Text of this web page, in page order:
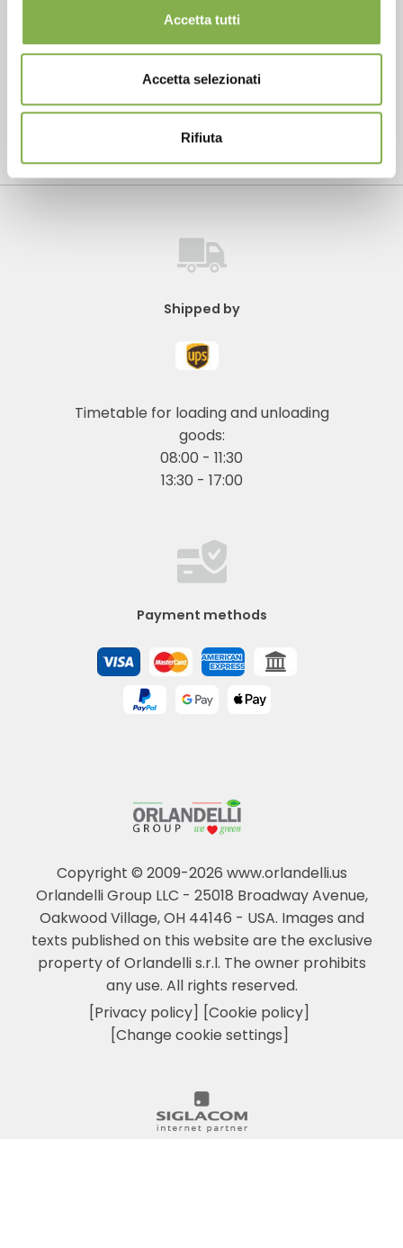
Accetta tutti
Accetta selezionati
Rifiuta
areas
Copyright © 2009-2026 www.orlandelli.us
Orlandelli Group LLC - 25018 Broadway Avenue,
Oakwood Village, OH 44146 - USA. Images and
texts published on this website are the exclusive
property of Orlandelli s.r.l. The owner prohibits
any use. All rights reserved.
[Privacy policy] [Cookie policy]
[Change cookie settings]
Shipped by
Timetable for loading and unloading
goods:
08:00 - 11:30
13:30 - 17:00
Payment methods